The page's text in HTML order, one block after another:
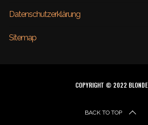
Datenschutzerklärung
Sitemap
COPYRIGHT © 2022 BLONDE
BACK TO TOP